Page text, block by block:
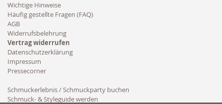
Wichtige Hinweise
Häufig gestellte Fragen (FAQ)
AGB
Widerrufsbelehrung
Vertrag widerrufen
Datenschutzerklärung
Impressum
Pressecorner
Schmuckerlebnis / Schmuckparty buchen
Schmuck- & Styleguide werden